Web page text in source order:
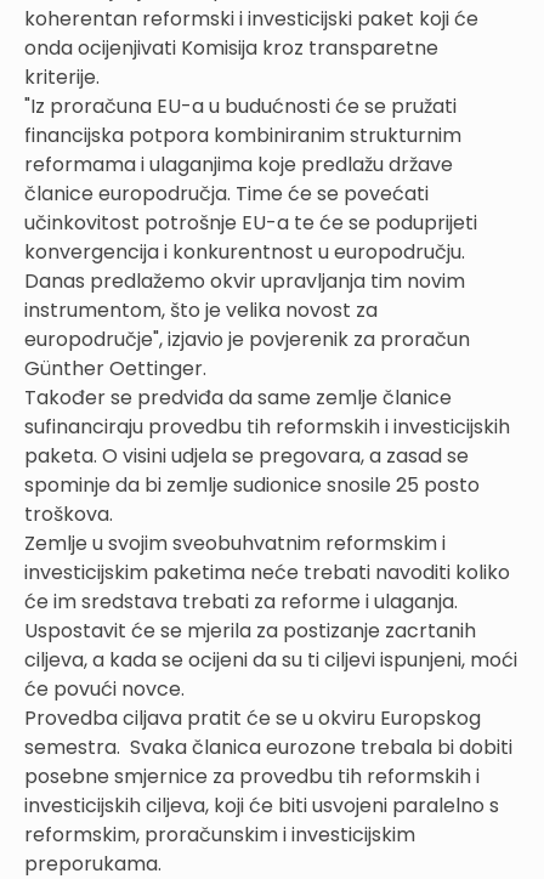
koherentan reformski i investicijski paket koji će
onda ocijenjivati Komisija kroz transparetne
kriterije.
"Iz proračuna EU-a u budućnosti će se pružati
financijska potpora kombiniranim strukturnim
reformama i ulaganjima koje predlažu države
članice europodručja. Time će se povećati
učinkovitost potrošnje EU-a te će se poduprijeti
konvergencija i konkurentnost u europodručju.
Danas predlažemo okvir upravljanja tim novim
instrumentom, što je velika novost za
europodručje", izjavio je povjerenik za proračun
Günther Oettinger.
Također se predviđa da same zemlje članice
sufinanciraju provedbu tih reformskih i investicijskih
paketa. O visini udjela se pregovara, a zasad se
spominje da bi zemlje sudionice snosile 25 posto
troškova.
Zemlje u svojim sveobuhvatnim reformskim i
investicijskim paketima neće trebati navoditi koliko
će im sredstava trebati za reforme i ulaganja.
Uspostavit će se mjerila za postizanje zacrtanih
ciljeva, a kada se ocijeni da su ti ciljevi ispunjeni, moći
će povući novce.
Provedba ciljava pratit će se u okviru Europskog
semestra. Svaka članica eurozone trebala bi dobiti
posebne smjernice za provedbu tih reformskih i
investicijskih ciljeva, koji će biti usvojeni paralelno s
reformskim, proračunskim i investicijskim
preporukama.